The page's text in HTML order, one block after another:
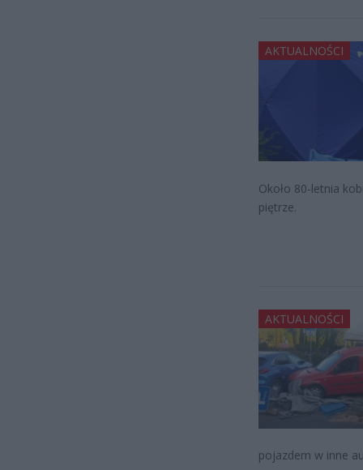
AKTUALNOŚCI
Około 80-letnia
piętrze.
AKTUALNOŚCI
pojazdem w inne